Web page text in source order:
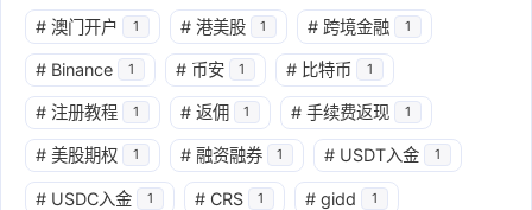
# 澳门开户 1 # 港美股 1 # 跨境金融 1
# Binance 1 # 币安 1 # 比特币 1
# 注册教程 1 # 返佣 1 # 手续费返现 1
# 美股期权 1 # 融资融券 1 # USDT入金 1
# USDC入金 1 # CRS 1 # gidd 1